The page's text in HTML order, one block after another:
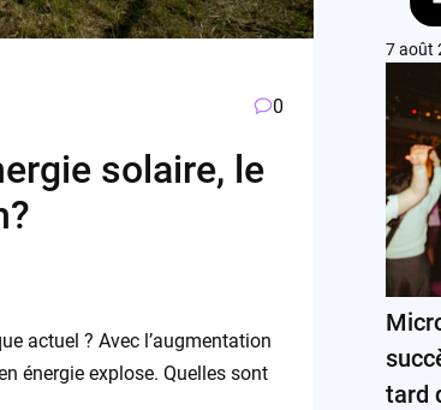
0
solaire, le
actuel ? Avec l’augmentation
énergie explose. Quelles sont
7 août
tard